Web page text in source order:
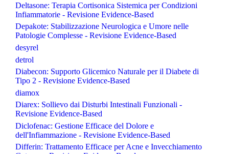
Deltasone: Terapia Cortisonica Sistemica per Condizioni
Infiammatorie - Revisione Evidence-Based
Depakote: Stabilizzazione Neurologica e Umore nelle
Patologie Complesse - Revisione Evidence-Based
desyrel
detrol
Diabecon: Supporto Glicemico Naturale per il Diabete di
Tipo 2 - Revisione Evidence-Based
diamox
Diarex: Sollievo dai Disturbi Intestinali Funzionali -
Revisione Evidence-Based
Diclofenac: Gestione Efficace del Dolore e
dell'Infiammazione - Revisione Evidence-Based
Differin: Trattamento Efficace per Acne e Invecchiamento